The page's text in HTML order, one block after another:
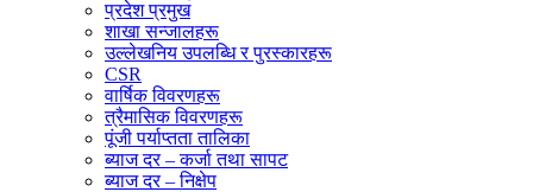
प्रदेश प्रमुख
शाखा सन्जालहरू
उल्लेखनिय उपलब्धि र पुरस्कारहरू
CSR
वार्षिक विवरणहरू
त्रैमासिक विवरणहरू
पूंजी पर्याप्तता तालिका
ब्याज दर – कर्जा तथा सापट
ब्याज दर – निक्षेप